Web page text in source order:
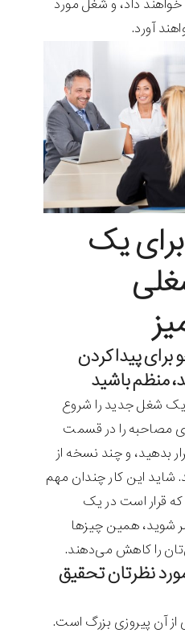
داد، و شغل مورد
آورد.
یک
برای پیدا کردن
منظم باشید
یک شغل جدید را شروع
مصاحبه را در قسمت
بدهید، و چند نسخه از
شاید این کار چندان مهم
که قرار است در یک
همین‌ چیزها
را کاهش می‌دهند.
نظرتان تحقیق
آن پیروزی بزرگ است.